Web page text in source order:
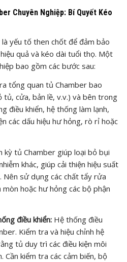
Chuyên Nghiệp: Bí Quyết Kéo
yếu tố then chốt để đảm bảo
quả và kéo dài tuổi thọ. Một
bao gồm các bước sau:
tổng quan tủ Chamber bao
tủ, cửa, bản lề, v.v.) và bên trong
điều khiển, hệ thống làm lạnh,
các dấu hiệu hư hỏng, rò rỉ hoặc
kỳ tủ Chamber giúp loại bỏ bụi
khác, giúp cải thiện hiệu suất
Nên sử dụng các chất tẩy rửa
hoặc hư hỏng các bộ phận
điều khiển: Hệ thống điều
Kiểm tra và hiệu chỉnh hệ
tủ duy trì các điều kiện môi
Cần kiểm tra các cảm biến, bộ